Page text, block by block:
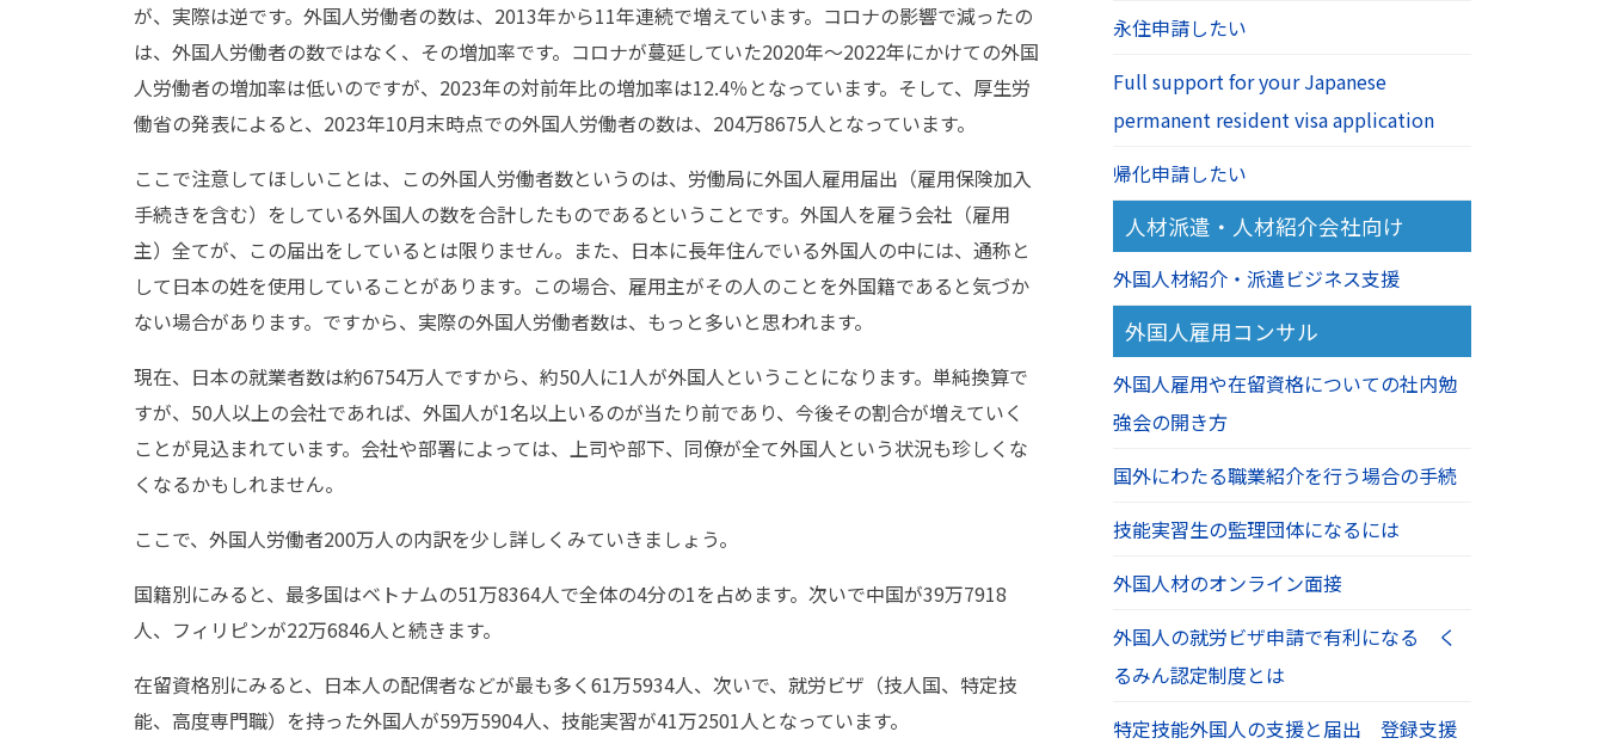
が、実際は逆です。外国人労働者の数は、2013年から11年連続で増えています。コロナの影響で減ったの
は、外国人労働者の数ではなく、その増加率です。コロナが蔓延していた2020年～2022年にかけての外国
人労働者の増加率は低いのですが、2023年の対前年比の増加率は12.4％となっています。そして、厚生労
働省の発表によると、2023年10月末時点での外国人労働者の数は、204万8675人となっています。
ここで注意してほしいことは、この外国人労働者数というのは、労働局に外国人雇用届出（雇用保険加入
手続きを含む）をしている外国人の数を合計したものであるということです。外国人を雇う会社（雇用
主）全てが、この届出をしているとは限りません。また、日本に長年住んでいる外国人の中には、通称と
して日本の姓を使用していることがあります。この場合、雇用主がその人のことを外国籍であると気づか
ない場合があります。ですから、実際の外国人労働者数は、もっと多いと思われます。
現在、日本の就業者数は約6754万人ですから、約50人に1人が外国人ということになります。単純換算で
すが、50人以上の会社であれば、外国人が1名以上いるのが当たり前であり、今後その割合が増えていく
ことが見込まれています。会社や部署によっては、上司や部下、同僚が全て外国人という状況も珍しくな
くなるかもしれません。
ここで、外国人労働者200万人の内訳を少し詳しくみていきましょう。
国籍別にみると、最多国はベトナムの51万8364人で全体の4分の1を占めます。次いで中国が39万7918
人、フィリピンが22万6846人と続きます。
在留資格別にみると、日本人の配偶者などが最も多く61万5934人、次いで、就労ビザ（技人国、特定技
能、高度専門職）を持った外国人が59万5904人、技能実習が41万2501人となっています。
永住申請したい
Full support for your Japanese
permanent resident visa application
帰化申請したい
人材派遣・人材紹介会社向け
外国人材紹介・派遣ビジネス支援
外国人雇用コンサル
外国人雇用や在留資格についての社内勉
強会の開き方
国外にわたる職業紹介を行う場合の手続
技能実習生の監理団体になるには
外国人材のオンライン面接
外国人の就労ビザ申請で有利になる く
るみん認定制度とは
特定技能外国人の支援と届出 登録支援